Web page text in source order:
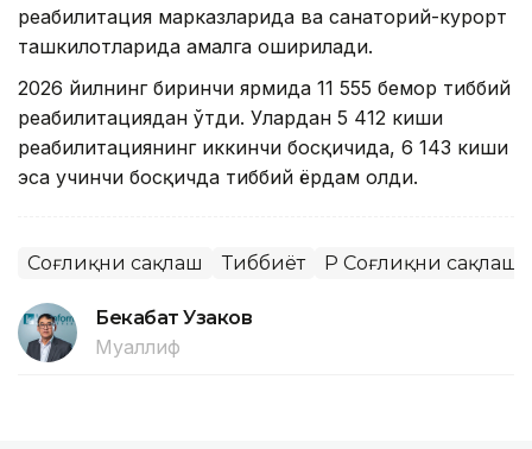
реабилитация марказларида ва санаторий-курорт
ташкилотларида амалга оширилади.
2026 йилнинг биринчи ярмида 11 555 бемор тиббий
реабилитациядан ўтди. Улардан 5 412 киши
реабилитациянинг иккинчи босқичида, 6 143 киши
эса учинчи босқичда тиббий ёрдам олди.
Соғлиқни сақлаш Тиббиёт ҚР Соғлиқни сақлаш
Бекабат Узаков
Муаллиф